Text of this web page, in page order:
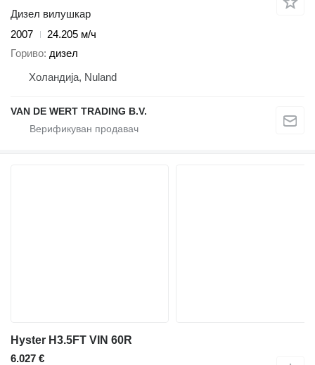
Дизел вилушкар
2007
24.205 м/ч
Гориво дизел
Холандија, Nuland
VAN DE WERT TRADING B.V.
Hyster H3.5FT VIN 60R
6.027 €